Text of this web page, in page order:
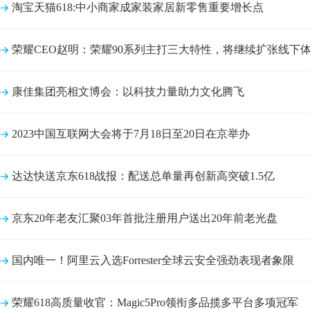
淘宝天猫618:中小商家成家装家居新零售重要增长点
荣耀CEO赵明：荣耀90系列主打三大特性，将继续扩张线下
康佳集团亮相文博会：以科技力量助力文化腾飞
2023中国互联网大会将于7月18日至20日在京举办
达达快送京东618战报：配送总单量再创新高突破1.5亿
京东20年老友汇聚03年首批注册用户送出20年前老光盘
国内唯一！阿里云入选Forrester全球云安全强劲表现者象限
荣耀618高质量收官：Magic5Pro领衔多品揽多平台多项冠军